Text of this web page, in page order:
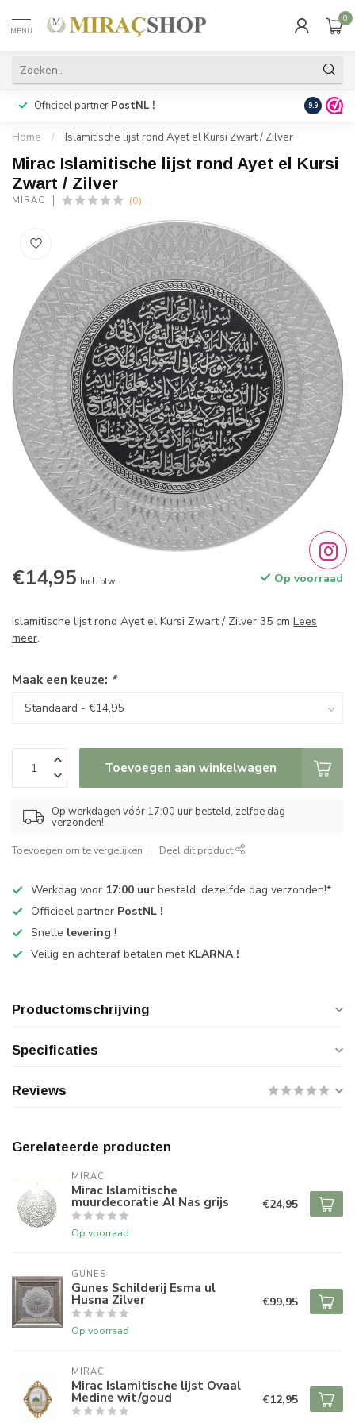
MENU
0
Officieel partner PostNL ! Snelle
9.9
Home / Islamitische lijst rond Ayet el Kursi Zwart / Zilver
Mirac Islamitische lijst rond Ayet el Kursi
Zwart / Zilver
MIRAC (0)
€14,95 Incl. btw Op voorraad
Islamitische lijst rond Ayet el Kursi Zwart / Zilver 35 cm Lees
meer.
Maak een keuze: *
Toevoegen aan winkelwagen
Op werkdagen vóór 17:00 uur besteld, zelfde dag
verzonden!
Toevoegen om te vergelijken Deel dit product
Werkdag voor 17:00 uur besteld, dezelfde dag verzonden!*
Officieel partner PostNL !
Snelle levering !
Veilig en achteraf betalen met KLARNA !
Productomschrijving
Specificaties
Reviews
Gerelateerde producten
MIRAC
Mirac Islamitische
muurdecoratie Al Nas grijs
Op voorraad
€24,95
GUNES
Gunes Schilderij Esma ul
Husna Zilver
Op voorraad
€99,95
MIRAC
Mirac Islamitische lijst Ovaal
Medine wit/goud €12,95